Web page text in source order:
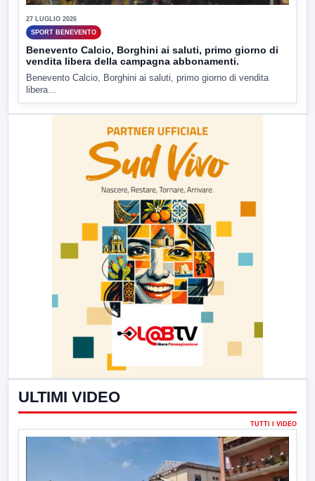
27 LUGLIO 2026
SPORT BENEVENTO
Benevento Calcio, Borghini ai saluti, primo giorno di
vendita libera della campagna abbonamenti.
Benevento Calcio, Borghini ai saluti, primo giorno di vendita
libera...
ULTIMI VIDEO
TUTTI I VIDEO